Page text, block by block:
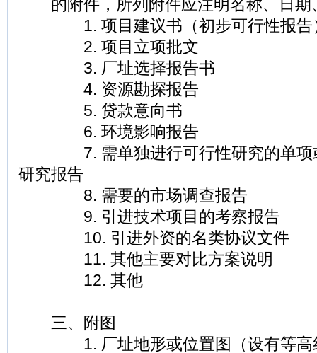
的附件，所列附件应注明名称、日期
1. 项目建议书（初步可行性报告
2. 项目立项批文
3. 厂址选择报告书
4. 资源勘探报告
5. 贷款意向书
6. 环境影响报告
7. 需单独进行可行性研究的单项或
研究报告
8. 需要的市场调查报告
9. 引进技术项目的考察报告
10. 引进外资的名类协议文件
11. 其他主要对比方案说明
12. 其他
三、附图
1. 厂址地形或位置图（设有等高